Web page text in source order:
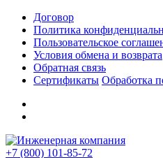
Договор
Политика
Пользовательское
Условия обмена и возврата
Обратная связь
Сертификаты Обработка
+7 (800) 101-85-72